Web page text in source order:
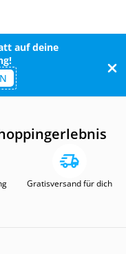
auf deine
Gratisversand für dich